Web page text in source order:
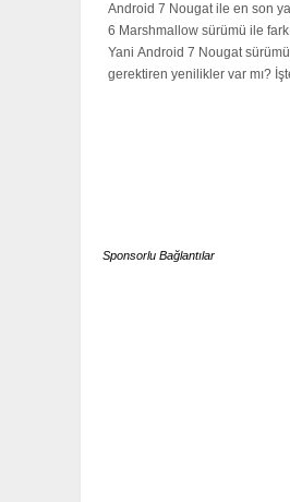
Android 7 Nougat ile en son
6 Marshmallow sürümü ile
Yani Android 7 Nougat
gerektiren yenilikler var mı?
Sponsorlu Bağlantılar